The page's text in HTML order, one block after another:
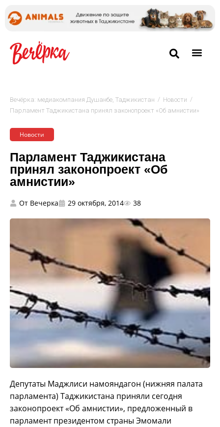
Вечёрка: медиакомпания Душанбе, Таджикистан / Новости /
Парламент Таджикистана принял законопроект «Об амнистии»
Новости
Парламент Таджикистана
принял законопроект «Об
амнистии»
От Вечерка 29 октября, 2014 38
Депутаты Маджлиси намояндагон (нижняя палата
парламента) Таджикистана приняли сегодня
законопроект «Об амнистии», предложенный в
парламент президентом страны Эмомали